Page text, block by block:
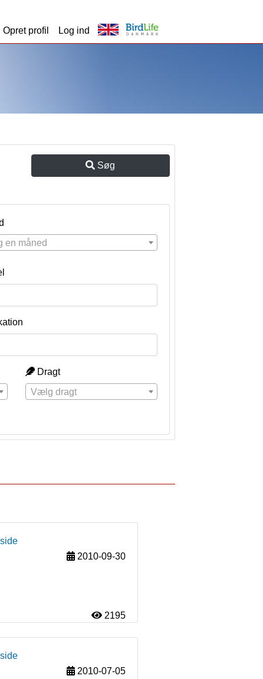
Opret profil Log ind
Søg
en måned
Dragt
Vælg dragt
2010-09-30
2195
2010-07-05